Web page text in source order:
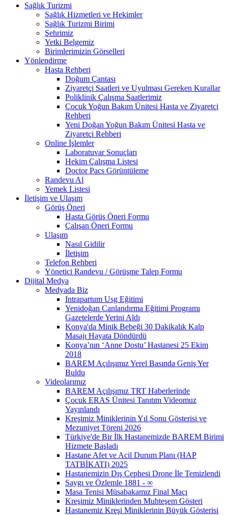
Sağlık Turizmi
Sağlık Hizmetleri ve Hekimler
Sağlık Turizmi Birimi
Şehrimiz
Yetki Belgemiz
Birimlerimizin Görselleri
Yönlendirme
Hasta Rehberi
Doğum Çantası
Ziyaretçi Saatleri ve Uyulması Gereken Kurallar
Poliklinik Çalışma Saatlerimiz
Çocuk Yoğun Bakım Ünitesi Hasta ve Ziyaretçi
Rehberi
Yeni Doğan Yoğun Bakım Ünitesi Hasta ve
Ziyaretçi Rehberi
Online İşlemler
Laboratuvar Sonuçları
Hekim Çalışma Listesi
Doctor Pacs Görüntüleme
Randevu Al
Yemek Listesi
İletişim ve Ulaşım
Görüş Öneri
Hasta Görüş Öneri Formu
Çalışan Öneri Formu
Ulaşım
Nasıl Gidilir
İletişim
Telefon Rehberi
Yönetici Randevu / Görüşme Talep Formu
Dijital Medya
Medyada Biz
Intrapartum Usg Eğitimi
Yenidoğan Canlandırma Eğitimi Programı
Gazetelerde Yerini Aldı
Konya'da Minik Bebeği 30 Dakikalık Kalp
Masajı Hayata Döndürdü
Konya’nın ‘Anne Dostu’ Hastanesi 25 Ekim
2018
BAREM Açılışımız Yerel Basında Geniş Yer
Buldu
Videolarımız
BAREM Açılışımız TRT Haberlerinde
Çocuk ERAS Ünitesi Tanıtım Videomuz
Yayınlandı
Kreşimiz Miniklerinin Yıl Sonu Gösterisi ve
Mezuniyet Töreni 2026
Türkiye'de Bir İlk Hastanemizde BAREM Birimi
Hizmete Başladı
Hastane Afet ve Acil Durum Planı (HAP
TATBİKATI) 2025
Hastanemizin Dış Cephesi Drone İle Temizlendi
Saygı ve Özlemle 1881 - ∞
Masa Tenisi Müsabakamız Final Maçı
Kreşimiz Miniklerinden Muhteşem Gösteri
Hastanemiz Kreşi Miniklerinin Büyük Gösterisi